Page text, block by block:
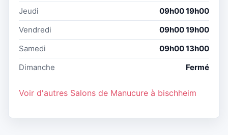
Jeudi
09h00 19h00
Vendredi
09h00 19h00
Samedi
09h00 13h00
Dimanche
Fermé
Voir d'autres Salons de Manucure à bischheim